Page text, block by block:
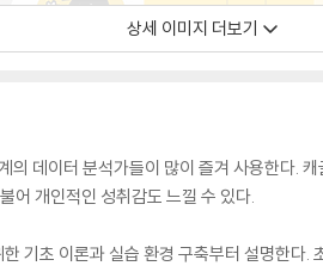
상세 이미지 더보기
데이터 분석가들이 많이 즐겨 사용한다.
어 개인적인 성취감도 느낄 수 있다.
기초 이론과 실습 환경 구축부터 설명한다